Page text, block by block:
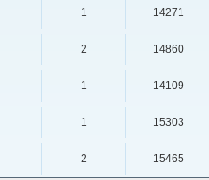
1 14271
2 14860
1 14109
1 15303
2 15465